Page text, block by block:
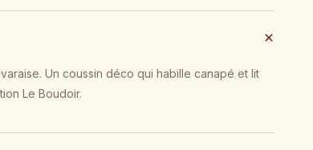
Un coussin déco qui habille canapé et lit
Le Boudoir.